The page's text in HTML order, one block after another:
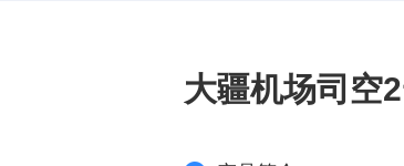
大疆机场司空